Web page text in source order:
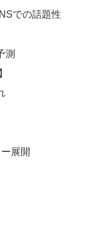
での話題性
測
展開